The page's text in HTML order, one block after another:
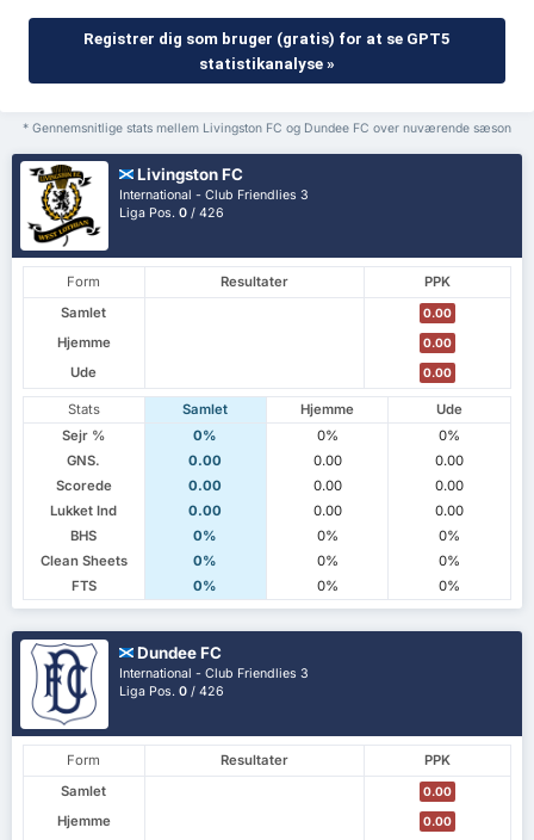
Registrer dig som bruger (gratis) for at se GPT5
statistikanalyse »
* Gennemsnitlige stats mellem Livingston FC og Dundee FC over nuværende sæson
Livingston FC
International - Club Friendlies 3
Liga Pos.0 / 426
Form Resultater
PPK
Samlet
0.00
Hjemme 0.00
Ude 0.00
Stats Samlet Hjemme
Ude
Sejr %
0% 0%
0%
GNS.
0.00 0.00
0.00
Scorede
0.00 0.00
0.00
Lukket Ind
0.00 0.00
0.00
BHS
0% 0%
0%
Clean Sheets
0% 0%
0%
FTS
0% 0% 0%
Dundee FC
International - Club Friendlies 3
Liga Pos.0 / 426
Form Resultater
PPK
Samlet
0.00
Hjemme 0.00